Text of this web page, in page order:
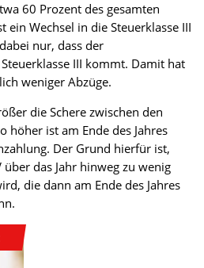
60 Prozent des gesamten
ein Wechsel in die Steuerklasse III
nur, dass der
III kommt. Damit hat
weniger Abzüge.
die Schere zwischen den
höher ist am Ende des Jahres
Der Grund hierfür ist,
über das Jahr hinweg zu wenig
die dann am Ende des Jahres